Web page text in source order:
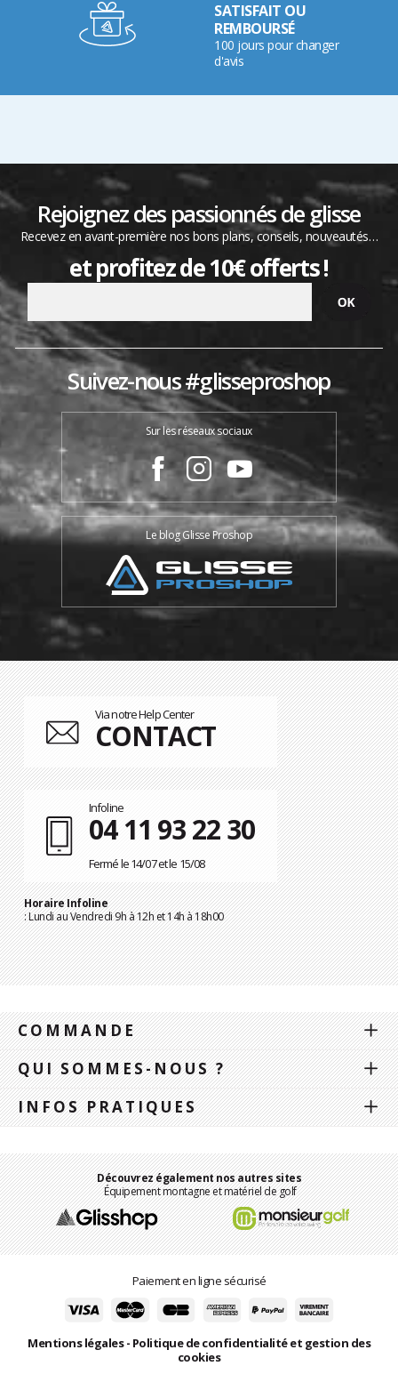
SATISFAIT OU
REMBOURSÉ
100 jours pour changer
d'avis
Rejoignez des passionnés de glisse
Recevez en avant-première nos bons plans, conseils, nouveautés…
et profitez de 10€ offerts !
Suivez-nous #glisseproshop
Sur les réseaux sociaux
Le blog Glisse Proshop
Via notre Help Center
CONTACT
Infoline
04 11 93 22 30
Fermé le 14/07 et le 15/08
Horaire Infoline
: Lundi au Vendredi 9h à 12h et 14h à 18h00
COMMANDE
QUI SOMMES-NOUS ?
INFOS PRATIQUES
Découvrez également nos autres sites
Équipement montagne et matériel de golf
Paiement en ligne sécurisé
Mentions légales- Politique de confidentialité et gestion des
cookies